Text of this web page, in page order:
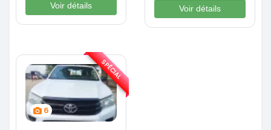
Voir détails
Voir détails
6
SPÉCIAL